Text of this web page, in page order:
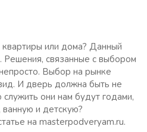
или дома? Данный
Решения, связанные с выбором
Выбор на рынке
И дверь должна быть не
они нам будут годами,
и детскую?
на masterpodveryam.ru.